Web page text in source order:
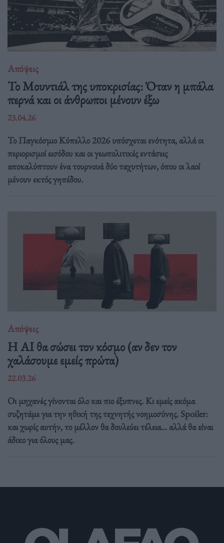
Απόψεις
Το Μουντιάλ της υποκρισίας: Όταν η μπάλα
περνά και οι άνθρωποι μένουν έξω
23.04.26
Το Παγκόσμιο Κύπελλο 2026 υπόσχεται ενότητα, αλλά οι
περιορισμοί εισόδου και οι γεωπολιτικές εντάσεις
αποκαλύπτουν ένα τουρνουά δύο ταχυτήτων, όπου οι λαοί
μένουν εκτός γηπέδου.
Απόψεις
Η AI θα σώσει τον κόσμο (αν δεν τον
χαλάσουμε εμείς πρώτα)
22.03.26
Οι μηχανές γίνονται όλο και πιο έξυπνες. Κι εμείς ακόμα
συζητάμε για την ηθική της τεχνητής νοημοσύνης. Spoiler:
και χωρίς αυτήν, το μέλλον θα δουλεύει τέλεια... αλλά θα είναι
άδικο για όλους μας.